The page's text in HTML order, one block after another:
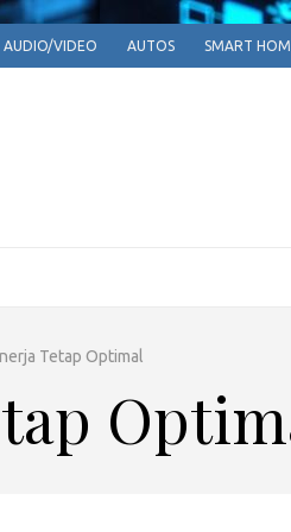
AUDIO/VIDEO AUTOS SMART
Tetap Optimal